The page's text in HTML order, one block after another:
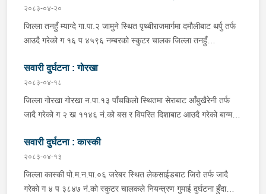
उपचारको लागी तनहुँ सेवा हस्पिटल दुलेगौडा ल्याईएकोमा प्राम्भिक उपचार
पश्चात थप उपचारको लागी ०७:५५ बजे पोखरा रिफर भएको ।
२०८३-०४-२०
जिल्ला तनहुँ म्याग्दे गा.पा.२ जामुने स्थित पृथ्बीराजमार्गमा दमौलीबाट थर्पु तर्फ
आउदै गरेको ग १६ प ४५९६ नम्बरको स्कुटर चालक जिल्ला तनहुँ
ऐ.५ बस्ने बर्ष ३४ को नरजंग राना स्कुटर रोकी सर्भिस लेनमा बसीरहेको
अबस्थामा थर्पुबाट खटिएको प्रहरी टोलिले शंकास्पद लागि चेकजाँच गर्ने
क्रममा निज अमन पौडेलको साथबाट र स्कुटरको डिक्की भित्रबाट गरी
प्रतिबन्धित लागुऔषध फेनारागन ११ एम्पुल, डाइजेपाम ११ एम्पुल, नुर्फिन ११
भइरहेको ।
सवारी दुर्घटना : गोरखा
२०८३-०४-१८
जिल्ला गोरखा गोरखा न.पा.१३ पाँचकिलो स्थितमा सेराबाट आँबुखैरेनी तर्फ
जादै गरेको ग २ ख ११४६ नं.को बस र विपरित दिशाबाट आउदै गरेको बाग्मती
जिल्ला गोरखा सहिदलखन गा.पा.१ बक्राङ बस्ने वर्ष ३४ को विवश वि.क,
सवार वर्ष २७ को शंकर बिश्वकर्मा, शंकर वि.क को छोरी १५ महिनाकी प्रभा
विश्वकर्मा, बस चालक जिल्ला गोरखा पालुङटार न.पा.६ बस्ने वर्ष ३० को
मिलन गुरुङ. गोरखा न.पा.१३ देउराली बस्ने वर्ष ४२ को कृष्णा राम नराल
सवारी दुर्घटना : कास्की
२०८३-०४-१३
जिल्ला कास्की पो.म.न.पा.०६ जरेबर स्थित लेकसाईडबाट जिरो तर्फ जादै
गरेको ग ४ प ३८४७ नं.को स्कुटर चालकले नियन्त्रण गुमाई दुर्घटना हुँदा